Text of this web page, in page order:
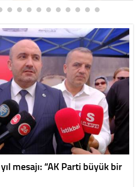
mesajı: “AK Parti büyük bir